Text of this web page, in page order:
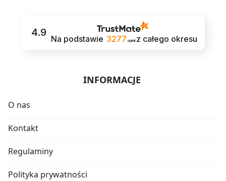
4.9
Na podstawie 3277 opinii z całego okresu
INFORMACJE
O nas
Kontakt
Regulaminy
Polityka prywatności